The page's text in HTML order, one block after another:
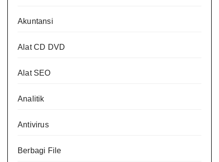
Akuntansi
Alat CD DVD
Alat SEO
Analitik
Antivirus
Berbagi File